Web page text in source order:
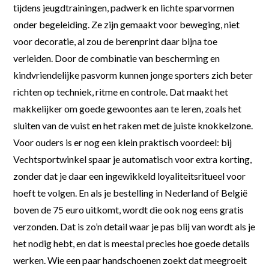
tijdens jeugdtrainingen, padwerk en lichte sparvormen
onder begeleiding. Ze zijn gemaakt voor beweging, niet
voor decoratie, al zou de berenprint daar bijna toe
verleiden. Door de combinatie van bescherming en
kindvriendelijke pasvorm kunnen jonge sporters zich beter
richten op techniek, ritme en controle. Dat maakt het
makkelijker om goede gewoontes aan te leren, zoals het
sluiten van de vuist en het raken met de juiste knokkelzone.
Voor ouders is er nog een klein praktisch voordeel: bij
Vechtsportwinkel spaar je automatisch voor extra korting,
zonder dat je daar een ingewikkeld loyaliteitsritueel voor
hoeft te volgen. En als je bestelling in Nederland of België
boven de 75 euro uitkomt, wordt die ook nog eens gratis
verzonden. Dat is zo’n detail waar je pas blij van wordt als je
het nodig hebt, en dat is meestal precies hoe goede details
werken. Wie een paar handschoenen zoekt dat meegroeit